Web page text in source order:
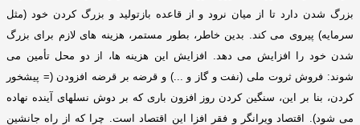
بزرگ شدن دارد تا از میان نرود و از قاعده بازتولید و بزرگ کردن خود (مثل
سرمایه) پیروی می کند
بدین خاطر، بطور مستمر، هزینه های لازم برای بزرگ
شدن خود را افزایش می دهد
افزایش این هزینه ها، از دو محل تأمین می
شوند : فروش ثروت ملی (نفت و گاز و ...) و قرضه بر قرضه افزودن(= پیشخور
کردن، بنا بر این، سنگین کردن روز افزون باری که بر دوش نسلهای آینده نهاده
می شود). اقتصاد ویرانگر و فقر افزا این اقتصاد است
چرا که از راه جانشین